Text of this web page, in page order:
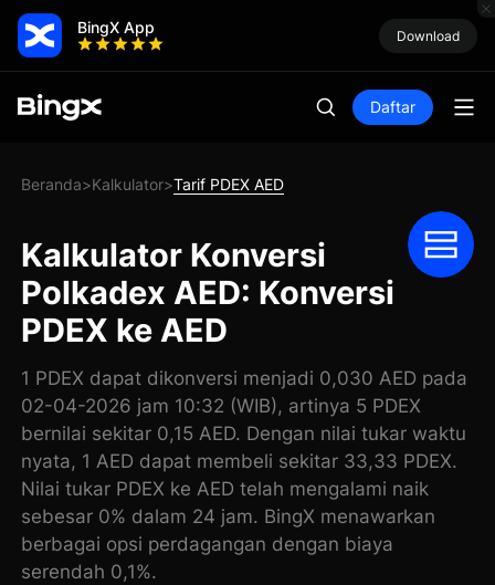
BingX App Download
Daftar
Beranda>Kalkulator>Tarif PDEX AED
Kalkulator Konversi
Polkadex AED: Konversi
PDEX ke AED
1 PDEX dapat dikonversi menjadi 0,030 AED pada
02-04-2026 jam 10:32 (WIB), artinya 5 PDEX
bernilai sekitar 0,15 AED. Dengan nilai tukar waktu
nyata, 1 AED dapat membeli sekitar 33,33 PDEX.
Nilai tukar PDEX ke AED telah mengalami naik
sebesar 0% dalam 24 jam. BingX menawarkan
berbagai opsi perdagangan dengan biaya
serendah 0,1%.